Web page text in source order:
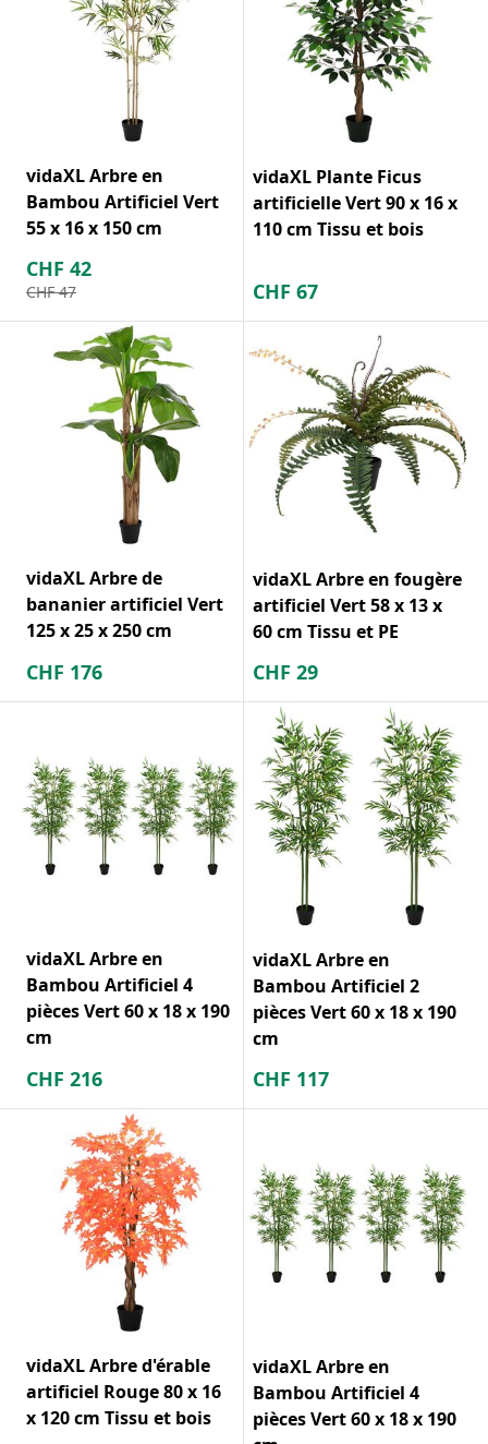
vidaXL Arbre en
Bambou Artificiel Vert
55 x 16 x 150 cm
CHF 42
CHF 47
vidaXL Plante Ficus
artificielle Vert 90 x 16 x
110 cm Tissu et bois
CHF 67
vidaXL Arbre de
bananier artificiel Vert
125 x 25 x 250 cm
CHF 176
vidaXL Arbre en fougère
artificiel Vert 58 x 13 x
60 cm Tissu et PE
CHF 29
vidaXL Arbre en
Bambou Artificiel 4
pièces Vert 60 x 18 x 190
cm
CHF 216
vidaXL Arbre en
Bambou Artificiel 2
pièces Vert 60 x 18 x 190
cm
CHF 117
vidaXL Arbre d'érable
artificiel Rouge 80 x 16
x 120 cm Tissu et bois
vidaXL Arbre en
Bambou Artificiel 4
pièces Vert 60 x 18 x 190